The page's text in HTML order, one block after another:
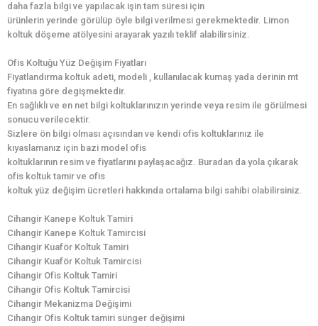
daha fazla bilgi ve yapılacak işin tam süresi için
ürünlerin yerinde görülüp öyle bilgi verilmesi gerekmektedir. Limon
koltuk döşeme atölyesini arayarak yazılı teklif alabilirsiniz.
Ofis Koltuğu Yüz Değişim Fiyatları
Fiyatlandırma koltuk adeti, modeli , kullanılacak kumaş yada derinin mt
fiyatına göre degişmektedir.
En sağlıklı ve en net bilgi koltuklarınızın yerinde veya resim ile görülmesi
sonucu verilecektir.
Sizlere ön bilgi olması açısından ve kendi ofis koltuklarınız ile
kıyaslamanız için bazi model ofis
koltuklarının resim ve fiyatlarını paylaşacağız. Buradan da yola çıkarak
ofis koltuk tamir ve ofis
koltuk yüz değişim ücretleri hakkında ortalama bilgi sahibi olabilirsiniz.
Cihangir Kanepe Koltuk Tamiri
Cihangir Kanepe Koltuk Tamircisi
Cihangir Kuaför Koltuk Tamiri
Cihangir Kuaför Koltuk Tamircisi
Cihangir Ofis Koltuk Tamiri
Cihangir Ofis Koltuk Tamircisi
Cihangir Mekanizma Değişimi
Cihangir Ofis Koltuk tamiri sünger değişimi